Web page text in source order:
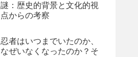
謎：歴史的背景と文化的視
点からの考察
忍者はいつまでいたのか、
なぜいなくなったのか？そ